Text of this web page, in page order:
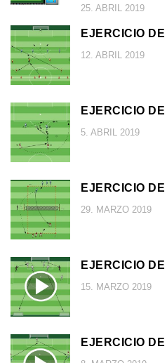
25. ABRIL 2019
EJERCICIO
12. ABRIL 2019
EJERCICIO
5. ABRIL 2019
EJERCICIO
29. MARZO 2019
EJERCICIO
15. MARZO 2019
EJERCICIO